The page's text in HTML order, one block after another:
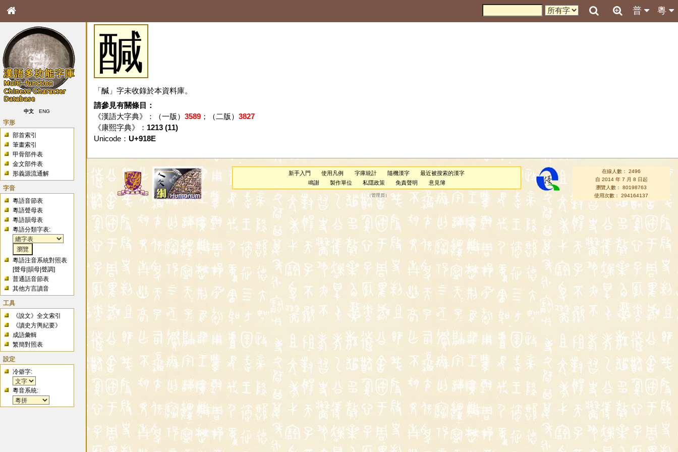
粵
普
中文 ENG
字形
部首索引
筆畫索引
甲骨部件表
金文部件表
形義源流通解
字音
粵語音節表
粵語聲母表
粵語韻母表
粵語分類字表:
粵語注音系統對照表
[聲母 |韻母 |聲調]
普通話音節表
其他方言讀音
工具
《說文》全文索引
《讀史方輿紀要》
成語彙輯
繁簡對照表
設定
冷僻字:
粵音系統:
醎
「醎」字未收錄於本資料庫。
請參見有關條目：
《漢語大字典》：（一版） 3589；（二版） 3827
《康熙字典》： 1213 (11)
Unicode： U+918E
新手入門 使用凡例 字庫統計 隨機漢字
最近被搜索的漢字
鳴謝
製作單位 私隱政策 免責聲明 意見簿
（管理員 ）
在線人數： 2496
自 2014 年 7 月 8 日起
瀏覽人數： 80198763
使用次數： 294164137